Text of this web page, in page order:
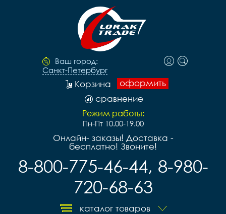
Ваш город:
Санкт-Петербург
оформить
Корзина
сравнение
Режим работы:
Пн-Пт 10.00-19.00
Онлайн- заказы! Доставка -
бесплатно! Звоните!
8-800-775-46-44, 8-980-
720-68-63
каталог товаров